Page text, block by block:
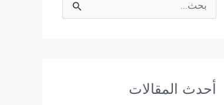
ث
أحدث المقالات